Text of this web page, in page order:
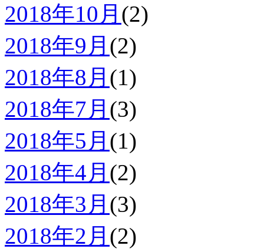
2018年10月 (2)
2018年9月 (2)
2018年8月 (1)
2018年7月 (3)
2018年5月 (1)
2018年4月 (2)
2018年3月 (3)
2018年2月 (2)